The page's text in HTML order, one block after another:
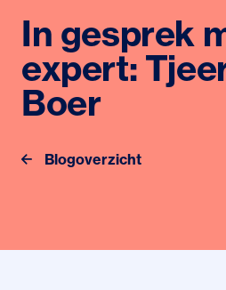
In gesprek
expert:
Boer
Blogoverzicht